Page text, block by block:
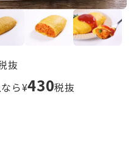
抜
ら¥430税抜